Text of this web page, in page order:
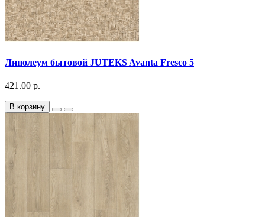
Линолеум бытовой JUTEKS Avanta Fresco 5
421.00 р.
В корзину